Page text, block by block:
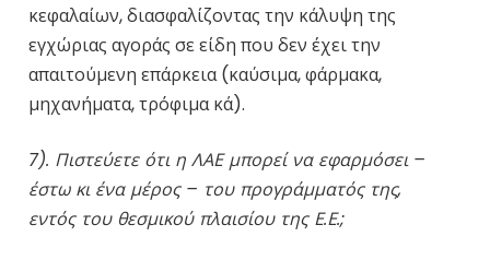
κεφαλαίων, διασφαλίζοντας την κάλυψη της
εγχώριας αγοράς σε είδη που δεν έχει την
απαιτούμενη επάρκεια (καύσιμα, φάρμακα,
μηχανήματα, τρόφιμα κά).
7). Πιστεύετε ότι η ΛΑΕ μπορεί να εφαρμόσει –
έστω κι ένα μέρος – του προγράμματός της,
εντός του θεσμικού πλαισίου της Ε.Ε.;